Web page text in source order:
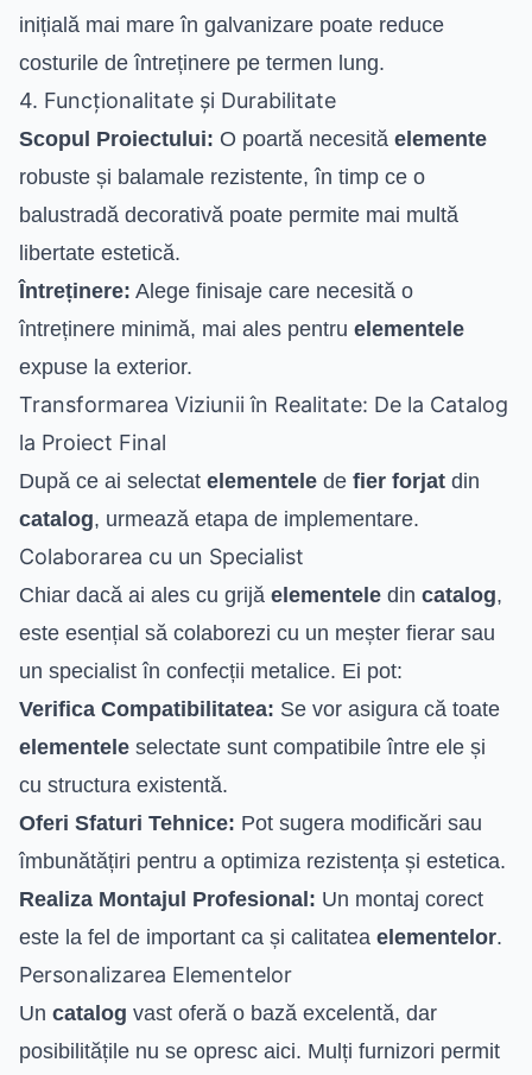
inițială mai mare în galvanizare poate reduce
costurile de întreținere pe termen lung.
4. Funcționalitate și Durabilitate
Scopul Proiectului: O poartă necesită elemente
robuste și balamale rezistente, în timp ce o
balustradă decorativă poate permite mai multă
libertate estetică.
Întreținere: Alege finisaje care necesită o
întreținere minimă, mai ales pentru elementele
expuse la exterior.
Transformarea Viziunii în Realitate: De la Catalog
la Proiect Final
După ce ai selectat elementele de fier forjat din
catalog, urmează etapa de implementare.
Colaborarea cu un Specialist
Chiar dacă ai ales cu grijă elementele din catalog,
este esențial să colaborezi cu un meșter fierar sau
un specialist în confecții metalice. Ei pot:
Verifica Compatibilitatea: Se vor asigura că toate
elementele selectate sunt compatibile între ele și
cu structura existentă.
Oferi Sfaturi Tehnice: Pot sugera modificări sau
îmbunătățiri pentru a optimiza rezistența și estetica.
Realiza Montajul Profesional: Un montaj corect
este la fel de important ca și calitatea elementelor.
Personalizarea Elementelor
Un catalog vast oferă o bază excelentă, dar
posibilitățile nu se opresc aici. Mulți furnizori permit